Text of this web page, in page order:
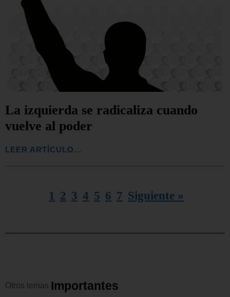
La izquierda se radicaliza cuando
vuelve al poder
LEER ARTÍCULO...
1 2 3 4 5 6 7 Siguiente »
Otros temas Importantes